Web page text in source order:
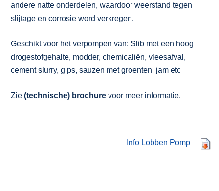
andere natte onderdelen, waardoor weerstand tegen
slijtage en corrosie word verkregen.
Geschikt voor het verpompen van: Slib met een hoog
drogestofgehalte, modder, chemicaliën, vleesafval,
cement slurry, gips, sauzen met groenten, jam etc
Zie (technische) brochure voor meer informatie.
Info Lobben Pomp